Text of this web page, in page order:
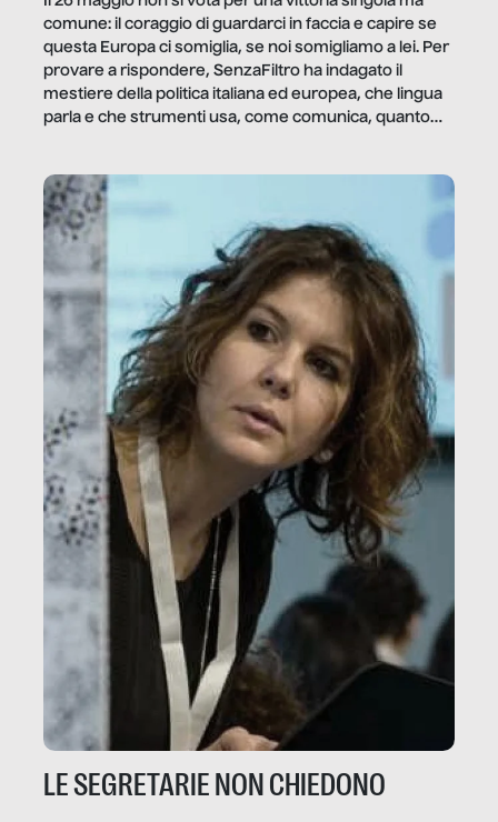
comune: il coraggio di guardarci in faccia e capire se
questa Europa ci somiglia, se noi somigliamo a lei. Per
provare a rispondere, SenzaFiltro ha indagato il
mestiere della politica italiana ed europea, che lingua
parla e che strumenti usa, come comunica, quanto
LE SEGRETARIE NON CHIEDONO